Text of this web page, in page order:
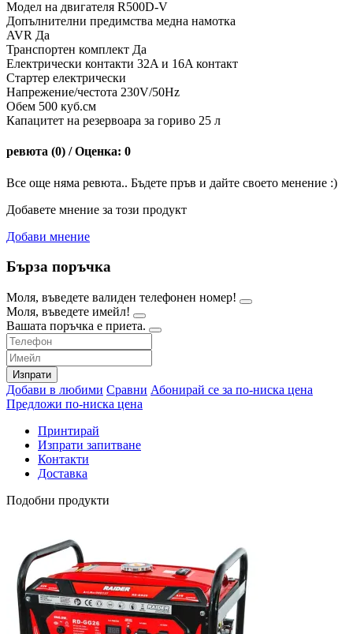
Модел на двигателя R500D-V
Допълнителни предимства медна намотка
AVR Да
Транспортен комплект Да
Електрически контакти 32A и 16A контакт
Стартер електрически
Напрежение/честота 230V/50Hz
Обем 500 куб.см
Капацитет на резервоара за гориво 25 л
ревюта (0) / Оценка: 0
Все още няма ревюта.. Бъдете пръв и дайте своето менение :)
Добавете мнение за този продукт
Добави мнение
Бърза поръчка
Моля, въведете валиден телефонен номер!
Моля, въведете имейл!
Вашата поръчка е приета.
Изпрати
Добави в любими Сравни Абонирай се за по-ниска цена
Предложи по-ниска цена
Принтирай
Изпрати запитване
Контакти
Доставка
Подобни продукти